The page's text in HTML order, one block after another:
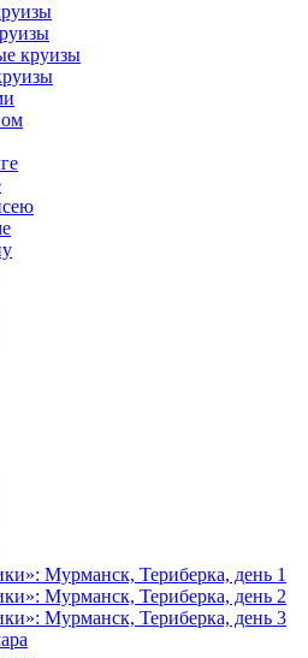
круизы
Мурманск, Териберка, день 1
Мурманск, Териберка, день 2
Мурманск, Териберка, день 3